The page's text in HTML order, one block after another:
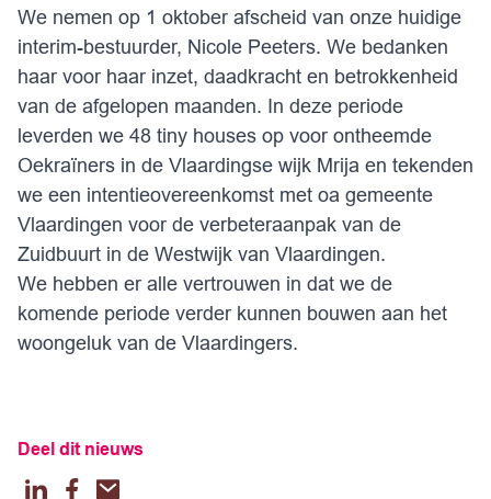
We nemen op 1 oktober afscheid van onze huidige
interim-bestuurder, Nicole Peeters. We bedanken
haar voor haar inzet, daadkracht en betrokkenheid
van de afgelopen maanden. In deze periode
leverden we 48 tiny houses op voor ontheemde
Oekraïners in de Vlaardingse wijk Mrija en tekenden
we een intentieovereenkomst met oa gemeente
Vlaardingen voor de verbeteraanpak van de
Zuidbuurt in de Westwijk van Vlaardingen.
We hebben er alle vertrouwen in dat we de
komende periode verder kunnen bouwen aan het
woongeluk van de Vlaardingers.
Deel dit nieuws
LinkedInFacebook
Email